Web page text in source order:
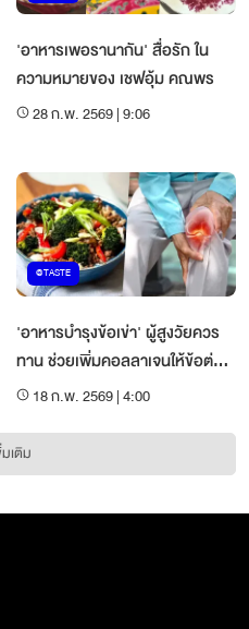
'อาหารเพอรานากัน' สื่อรัก ใน
ความหมายของ เชฟอุ้ม คณพร
28 ก.พ. 2569 | 9:06
@TASTE
'อาหารบำรุงข้อเข่า' ผู้สูงวัยควร
ทาน ช่วยเพิ่มคอลลาเจนให้ข้อต่อ
แข็งแรง
18 ก.พ. 2569 | 4:00
เติม